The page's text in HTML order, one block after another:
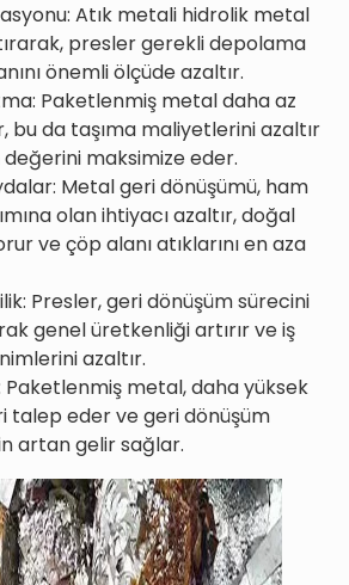
Atık metali hidrolik metal
presler gerekli depolama
önemli ölçüde azaltır.
Paketlenmiş metal daha az
bu da taşıma maliyetlerini azaltır
maksimize eder.
Metal geri dönüşümü, ham
olan ihtiyacı azaltır, doğal
ve çöp alanı atıklarını en aza
Presler, geri dönüşüm sürecini
genel üretkenliği artırır ve iş
azaltır.
Paketlenmiş metal, daha yüksek
talep eder ve geri dönüşüm
artan gelir sağlar.